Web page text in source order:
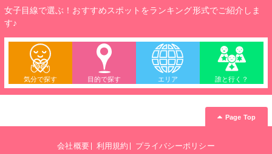
女子目線で選ぶ！おすすめスポットをランキング形式でご紹介しま
す♪
気分で探す 目的で探す エリア 誰と行く？
Page Top
会社概要 利用規約
プライバシーポリシー